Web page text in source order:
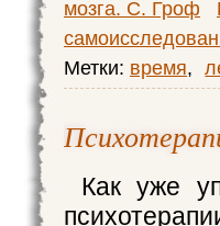
мозга. С. Гроф
Метки: время,
Как уже